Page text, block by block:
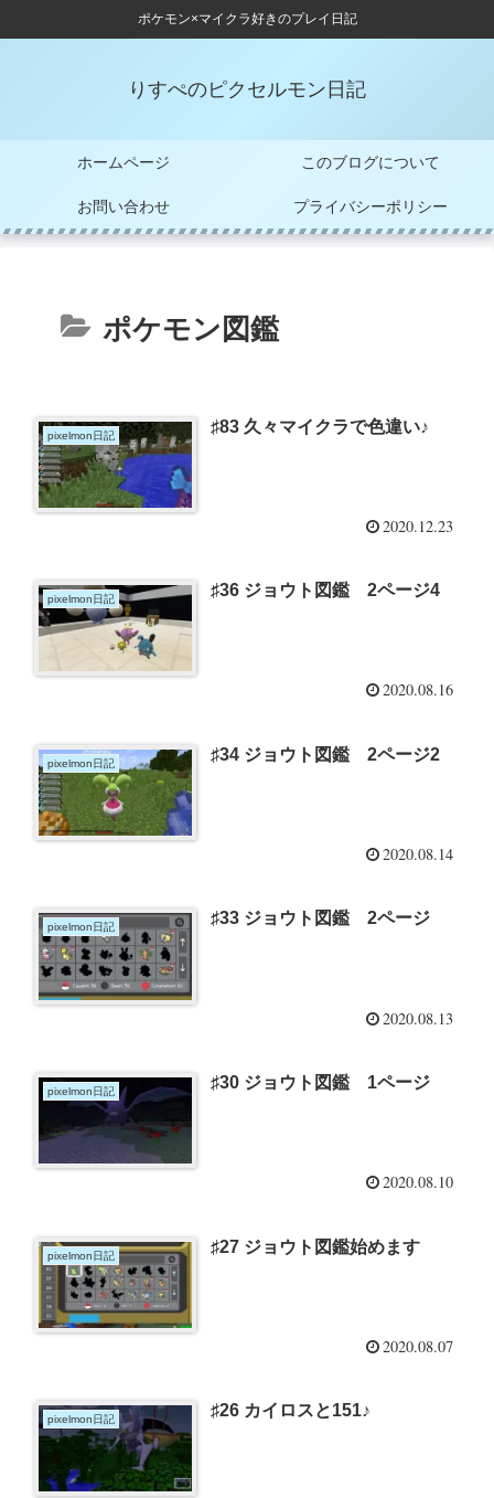
ポケモン×マイクラ好きのプレイ日記
りすぺのピクセルモン日記
ホームページ このブログについて
お問い合わせ プライバシーポリシー
ポケモン図鑑
pixelmon日記 ♯83 久々マイクラで色違い♪
2020.12.23
pixelmon日記 ♯36 ジョウト図鑑 2ページ4
2020.08.16
pixelmon日記 ♯34 ジョウト図鑑 2ページ2
2020.08.14
pixelmon日記 ♯33 ジョウト図鑑 2ページ
2020.08.13
pixelmon日記 ♯30 ジョウト図鑑 1ページ
2020.08.10
pixelmon日記 ♯27 ジョウト図鑑始めます
2020.08.07
pixelmon日記 ♯26 カイロスと151♪